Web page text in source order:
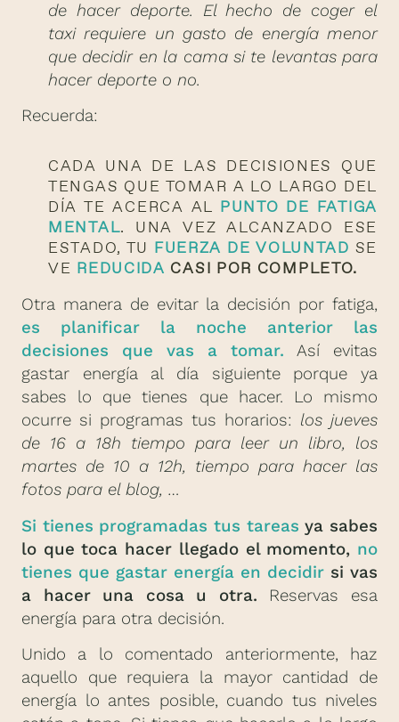
de hacer deporte. El hecho de coger el
taxi requiere un gasto de energía menor
que decidir en la cama si te levantas para
hacer deporte o no.
Recuerda:
CADA UNA DE LAS DECISIONES QUE
TENGAS QUE TOMAR A LO LARGO DEL
DÍA TE ACERCA AL PUNTO DE FATIGA
MENTAL. UNA VEZ ALCANZADO ESE
ESTADO, TU FUERZA DE VOLUNTAD SE
VE REDUCIDA CASI POR COMPLETO.
Otra manera de evitar la decisión por fatiga,
es planificar la noche anterior las
decisiones que vas a tomar. Así evitas
gastar energía al día siguiente porque ya
sabes lo que tienes que hacer. Lo mismo
ocurre si programas tus horarios: los jueves
de 16 a 18h tiempo para leer un libro, los
martes de 10 a 12h, tiempo para hacer las
fotos para el blog, …
Si tienes programadas tus tareas ya sabes
lo que toca hacer llegado el momento, no
tienes que gastar energía en decidir si vas
a hacer una cosa u otra. Reservas esa
energía para otra decisión.
Unido a lo comentado anteriormente, haz
aquello que requiera la mayor cantidad de
energía lo antes posible, cuando tus niveles